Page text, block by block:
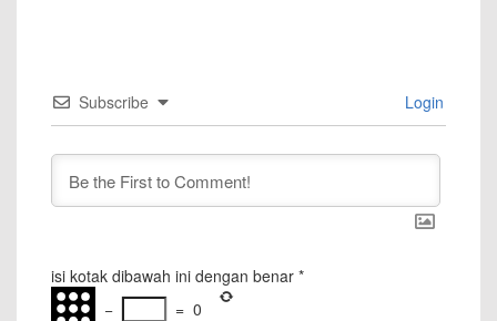
Subscribe Login
isi kotak dibawah ini dengan benar *
−
= 0